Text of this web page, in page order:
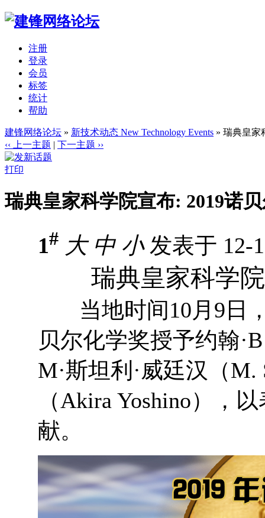
注册
登录
会员
标签
统计
帮助
建锋网络论坛 » 新技术动态 New Technology Events » 瑞典皇家
‹‹ 上一主题 | 下一主题 ››
打印
瑞典皇家科学院宣布: 2019诺
1# 大 中 小发表于 12-
瑞典皇家科学
当地时间10月9日，
贝尔化学奖授予约翰
M·斯坦利·威廷汉（
（Akira Yoshino），
献。